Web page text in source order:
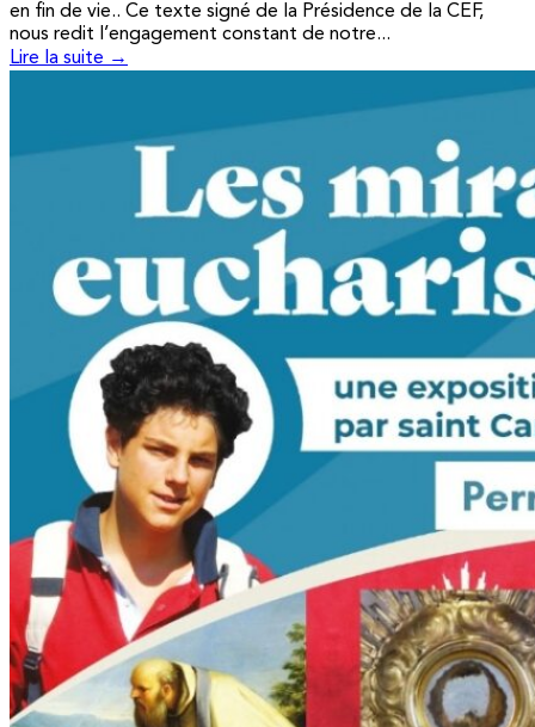
en fin de vie.. Ce texte signé de la Présidence de la CEF,
nous redit l’engagement constant de notre...
Lire la suite →